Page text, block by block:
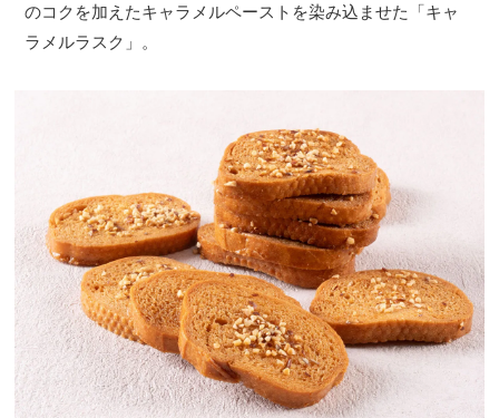
のコクを加えたキャラメルペーストを染み込ませた「キャ
ラメルラスク」。